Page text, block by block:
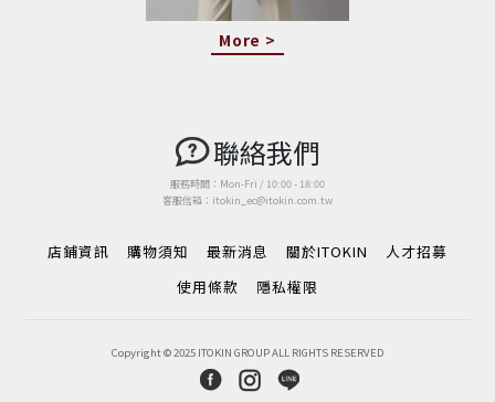
More >
聯絡我們
服務時間：Mon-Fri / 10:00 - 18:00
客服信箱：itokin_ec@itokin.com.tw
店鋪資訊 購物須知 最新消息 關於ITOKIN
人才招募
使用條款
隱私權限
Copyright © 2025 ITOKIN GROUP ALL RIGHTS RESERVED